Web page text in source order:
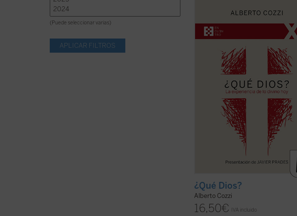
(Puede seleccionar varias)
¿Qué Dios?nos recuerda que el
intelectual, sino una apertura, un
a ampliar nuestra comprensión de
experiencia humana....
(ver ficha)
¿Qué Dios?
Alberto Cozzi
16,50€ IVA incluido